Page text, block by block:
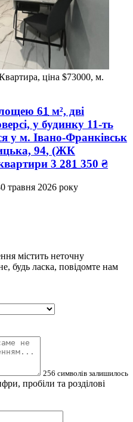
ціна $73000, м.
61 м², дві
у будинку 11-ть
у м. Івано-Франківськ
94, (ЖК
3 281 350 ₴
травня 2026 року
містить неточну
будь ласка, повідомте нам
256 символів залишилось
пробіли та розділові